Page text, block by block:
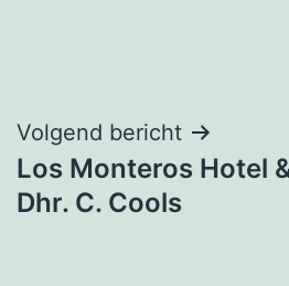
Bericht
navigatie
Volgend bericht
Los Monteros Hotel
Dhr. C. Cools